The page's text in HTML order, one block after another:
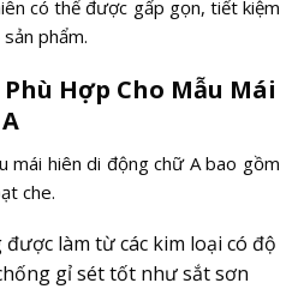
có thể được gấp gọn, tiết kiệm
phẩm.
Hợp Cho Mẫu Mái
mái hiên di động chữ A bao gồm
che.
làm từ các kim loại có độ
gỉ sét tốt như sắt sơn